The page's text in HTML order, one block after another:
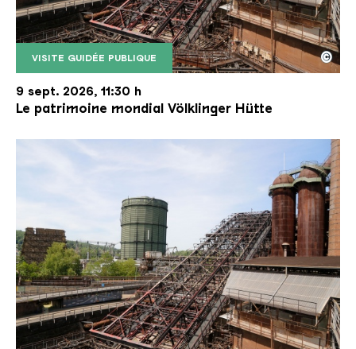
VISITE GUIDÉE PUBLIQUE
Le monte-charge incliné de la Völklinger Hütte
Copyright: Weltkulturerbe Völklinger Hütte | Karl
©
9 sept. 2026, 11:30 h
Le patrimoine mondial Völklinger Hütte